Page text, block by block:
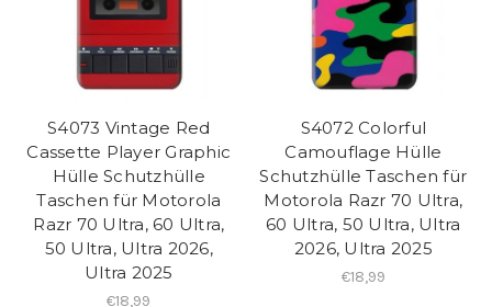
S4073 Vintage Red
Cassette Player Graphic
Hülle Schutzhülle
Taschen für Motorola
Razr 70 Ultra, 60 Ultra,
50 Ultra, Ultra 2026,
Ultra 2025
€18,99
S4072 Colorful
Camouflage Hülle
Schutzhülle Taschen für
Motorola Razr 70 Ultra,
60 Ultra, 50 Ultra, Ultra
2026, Ultra 2025
€18,99